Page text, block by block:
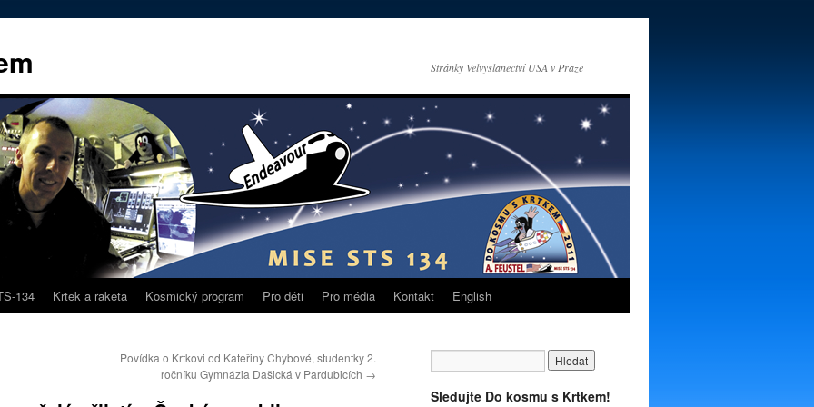
Stránky Velvyslanectví USA v Praze
134 Krtek a raketa Kosmický program Pro děti Pro média Kontakt English
Povídka o Krtkovi od Kateřiny Chybové, studentky 2.
ročníku Gymnázia Dašická v Pardubicích →
Sledujte Do kosmu s Krtkem!